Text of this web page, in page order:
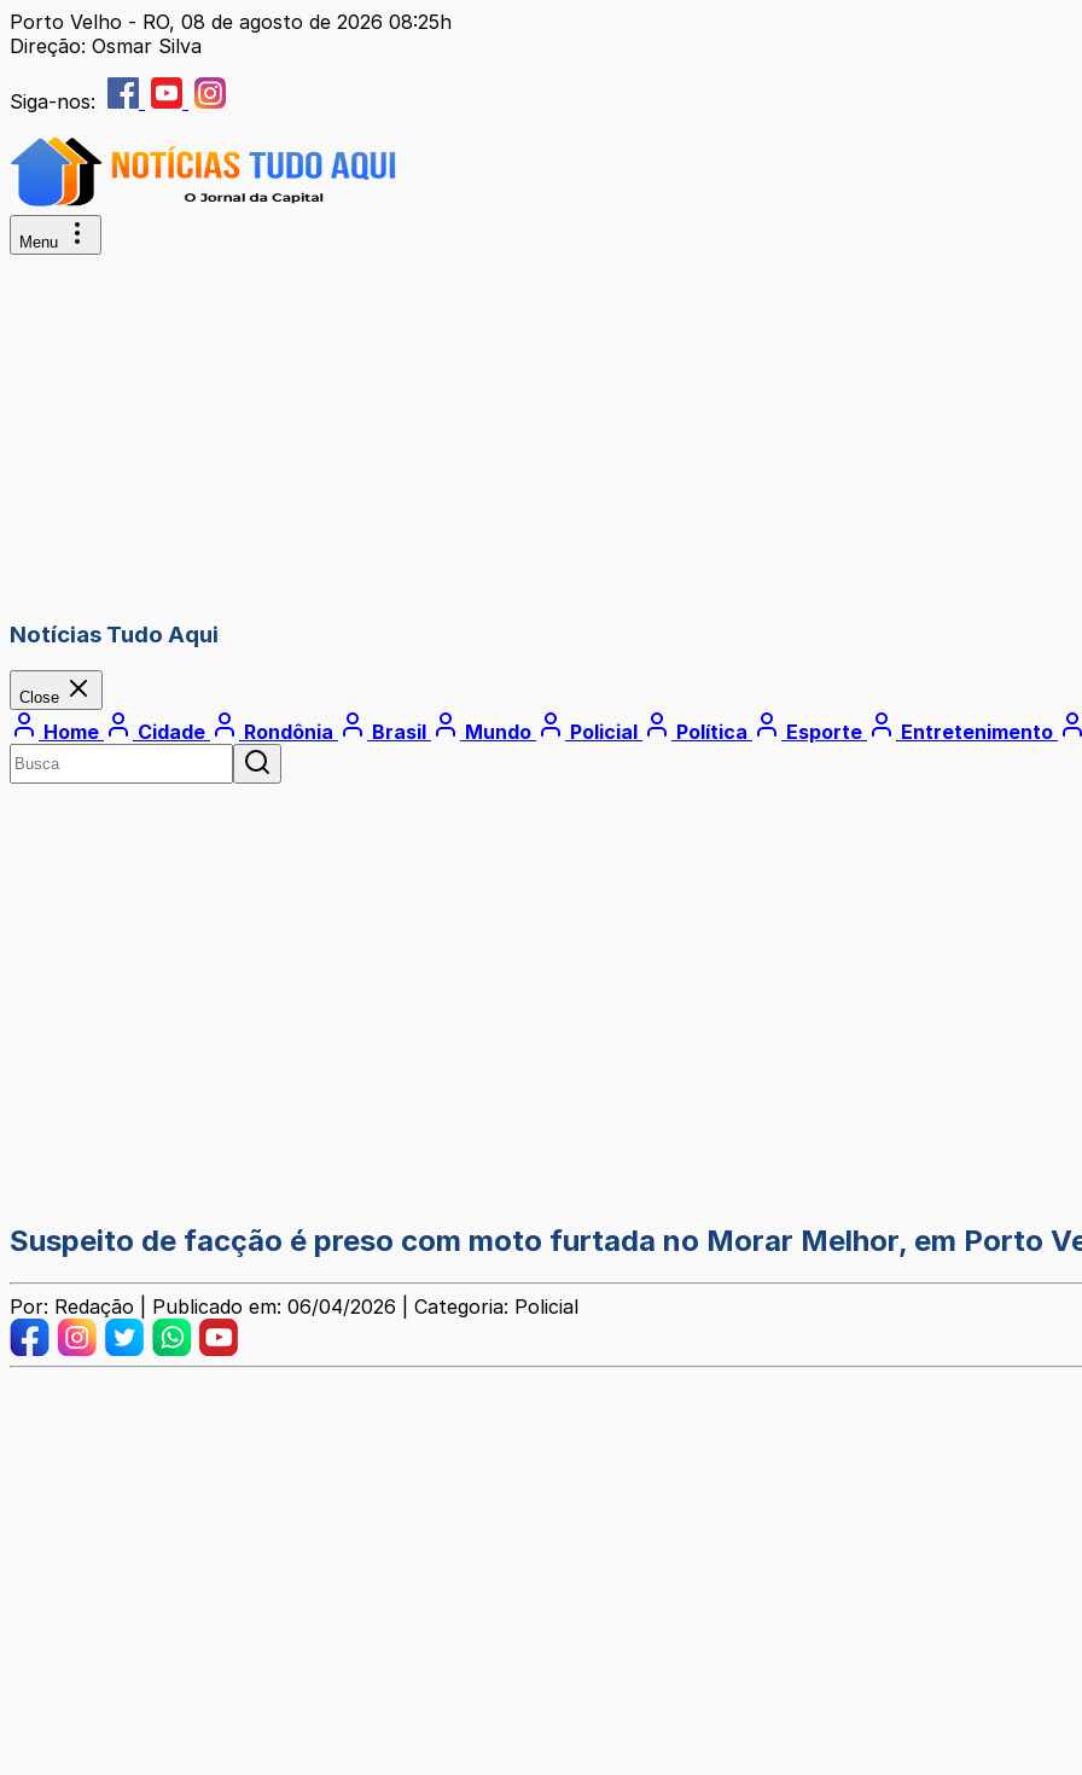
Porto Velho - RO, 08 de agosto de 2026 08:25h
Direção: Osmar Silva
Siga-nos:
Menu
Notícias Tudo Aqui
Close
Home Cidade Rondônia Brasil Mundo Policial Política Esporte Entretenimento
Suspeito de facção é preso com moto furtada no Morar Melhor, em Porto
Por: Redação | Publicado em: 06/04/2026 | Categoria: Policial